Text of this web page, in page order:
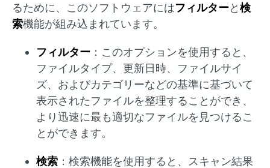
るために、このソフトウェアにはフィルターと検
索機能が組み込まれています。
フィルター ：このオプションを使用すると、
ファイルタイプ、更新日時、ファイルサイ
ズ、およびカテゴリーなどの基準に基づいて
表示されたファイルを整理することができ、
より迅速に最も適切なファイルを見つけるこ
とができます。
検索 ：検索機能を使用すると、スキャン結果